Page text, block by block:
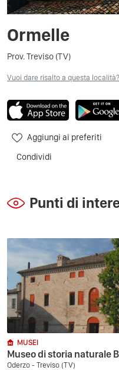
Ormelle
Prov. Treviso (TV)
Vuoi dare risalto a questa località?
Aggiungi ai preferiti
Condividi
Punti di
MUSEI
Museo di storia naturale
Oderzo - Treviso (TV)